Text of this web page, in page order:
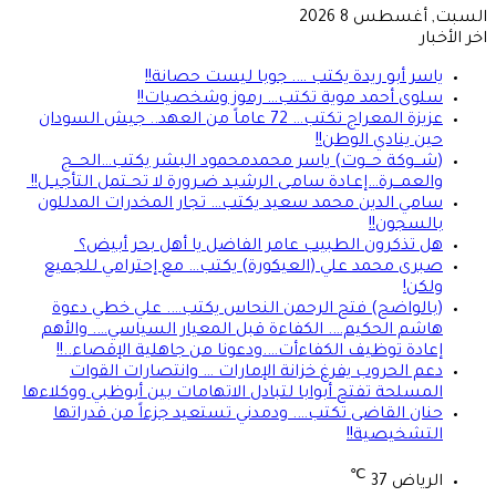
السبت, أغسطس 8 2026
اخر الأخبار
ياسر أبو ريدة يكتب …. جوبا ليست حصانة!!
سلوى أحمد موية تكتب… رموز وشخصيات!!
عزيزة المعراج تكتب… 72 عاماً من العهد.. جيش السودان
حين ينادي الوطن!!
(شـــوكة حـــوت) ياسر محمدمحمود البشر يكتب…الحـــج
والعمـــرة…إعـادة سامـى الرشيـد ضـرورة لا تحــتمل التأجيــل!!
سامي الدين محمد سعيد يكتب… تجار المخدرات المدللون
بالسجون!!
هل تذكرون الطبيب عامر الفاضل يا أهل بحر أبيض؟
صبرى محمد علي (العيكورة) يكتب… مع إحترامي للجميع
ولكن!
(بالواضح) فتح الرحمن النحاس يكتب…. علي خطي دعوة
هاشم الحكيم…. الكفاءة قبل المعيار السياسي…. والأهم
إعادة توظيف الكفاءأت….ودعونا من جاهلية الإقصاء..!!
دعم الحروب يفرغ خزانة الإمارات … وانتصارات القوات
المسلحة تفتح أبوابا لتبادل الاتهامات بين أبوظبي ووكلاءها
حنان القاضى تكتب…. ودمدني تستعيد جزءاً من قدراتها
التشخيصية!!
الرياض 37
℃